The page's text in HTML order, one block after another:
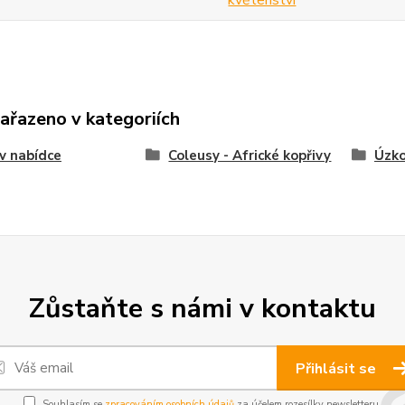
v kategoriích
nabídce Coleusy - Africké kopřivy
Zůstaňte s námi v kontaktu
Přihlásit se